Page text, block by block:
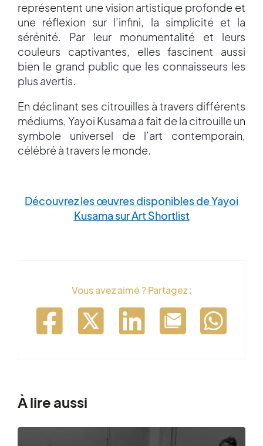
représentent une vision artistique profonde et
une réflexion sur l’infini, la simplicité et la
sérénité. Par leur monumentalité et leurs
couleurs captivantes, elles fascinent aussi
bien le grand public que les connaisseurs les
plus avertis.
En déclinant ses citrouilles à travers différents
médiums, Yayoi Kusama a fait de la citrouille un
symbole universel de l’art contemporain,
célébré à travers le monde.
Découvrez les œuvres disponibles de Yayoi
Kusama sur Art Shortlist
Vous avez aimé ? Partagez :
À lire aussi